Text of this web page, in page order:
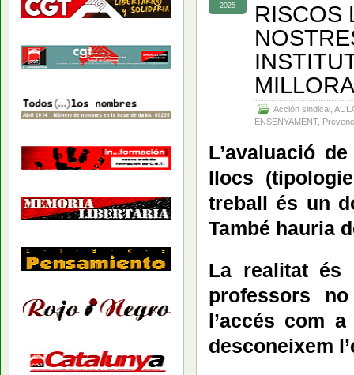
RISCOS
Acción sindical
ENSENYAMENT,
2025
L’avaluació
llocs
treball és un
També hauria
La realitat és
professors
l’accés com
desconeixem